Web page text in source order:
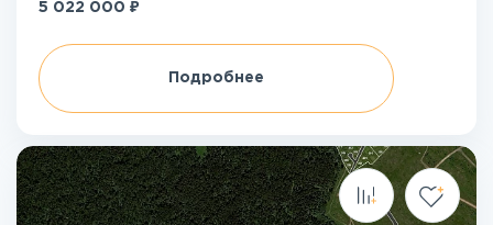
5 022 000 ₽
Подробнее